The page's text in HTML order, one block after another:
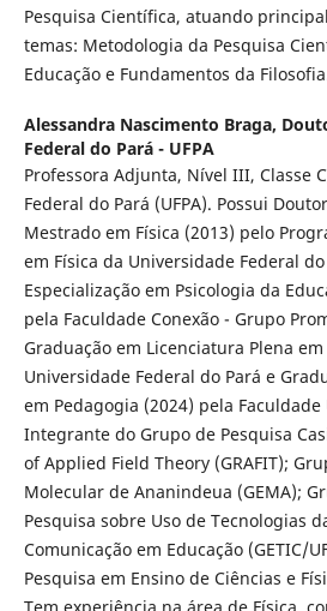
Pesquisa Científica, atuando
temas: Metodologia da Pesquisa
Educação e Fundamentos da
Alessandra Nascimento Braga,
Federal do Pará - UFPA
Professora Adjunta, Nível III, Classe
Federal do Pará (UFPA). Possui
Mestrado em Física (2013) pelo
em Física da Universidade Federal do
Especialização em Psicologia da
pela Faculdade Conexão - Grupo
Graduação em Licenciatura Plena
Universidade Federal do Pará e
em Pedagogia (2024) pela
Integrante do Grupo de Pesquisa
of Applied Field Theory (GRAFIT);
Molecular de Ananindeua (GEMA);
Pesquisa sobre Uso de Tecnologias
Comunicação em Educação (GETIC/
Pesquisa em Ensino de Ciências e